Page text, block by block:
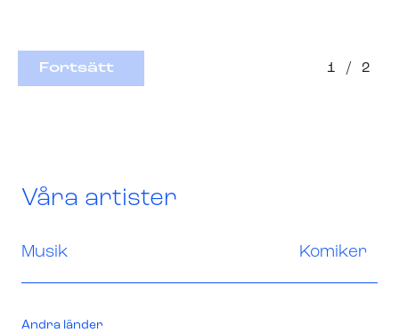
Fortsätt 1 / 2
Våra artister
Musik Komiker
Andra länder